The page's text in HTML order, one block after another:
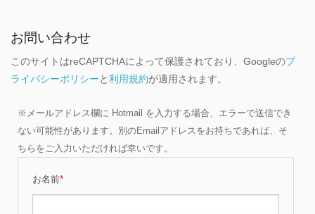
お問い合わせ
このサイトはreCAPTCHAによって保護されており、Googleのプ
ライバシーポリシーと利用規約が適用されます。
※メールアドレス欄に Hotmail を入力する場合、エラーで送信でき
ない可能性があります。別のEmailアドレスをお持ちであれば、そ
ちらをご入力いただければ幸いです。
お名前*